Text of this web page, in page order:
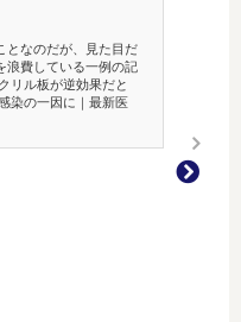
となのだが、見た目だ
浪費している一例の記
リル板が逆効果だと
染の一因に｜最新医